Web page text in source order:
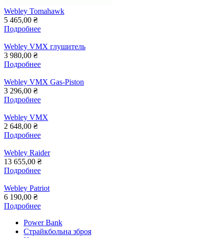
Webley Tomahawk
5 465,00 ₴
Подробнее
Webley VMX глушитель
3 980,00 ₴
Подробнее
Webley VMX Gas-Piston
3 296,00 ₴
Подробнее
Webley VMX
2 648,00 ₴
Подробнее
Webley Raider
13 655,00 ₴
Подробнее
Webley Patriot
6 190,00 ₴
Подробнее
Power Bank
Страйкбольна зброя